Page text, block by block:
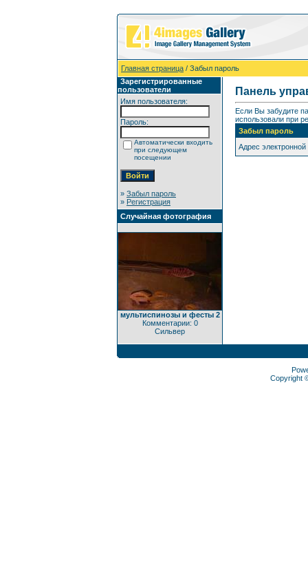
Главная страница / Забыл пароль
Зарегистрированные
пользователи
Имя пользователя:
Пароль:
Автоматически входить
при следующем
посещении
» Забыл пароль
» Регистрация
Случайная фотография
мультиспинозы и фесты 2
Комментарии: 0
Сильвер
Панель
Если Вы забудите
использовали при
Забыл пароль
Адрес
Copyright